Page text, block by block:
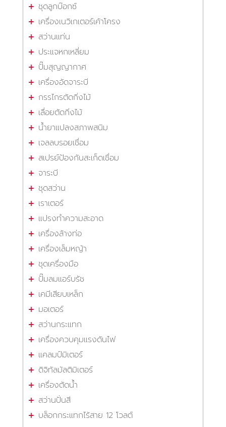
ชุดลูกบ๊อกซ์
เครื่องเนวิเกเตอร์เค้าโครง
สว่านแท่น
ประแจหกเหลี่ยม
ปั๊มสุญญากาศ
เครื่องอัดจาระบี
กรรไกรตัดกิ่งไม้
เลื่อยตัดกิ่งไม้
น้ำยาแปลงสภาพสนิม
เจลลบรอยเชื่อม
สเปรย์ป้องกันสะเก็ดเชื่อม
จาระบี
ชุดสว่าน
เราเตอร์
แปรงทำความสะอาด
เครื่องล้างท่อ
เครื่องเล็มหญ้า
ชุดเครื่องมือ
ปั๊มลมแอร์บรัช
เคมีเสียบเหล็ก
มอเตอร์
สว่านกระแทก
เครื่องควบคุมแรงดันไฟ
แคลมป์มิเตอร์
ดิจิทัลมัลติมิเตอร์
เครื่องตัดน้ำ
สว่านปั่นสี
บล็อกกระแทกไร้สาย 12 โวลต์